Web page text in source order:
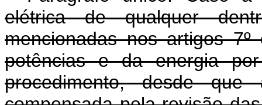
elétrica de qualquer
mencionadas nos artigos
potências e da energia
procedimento, desde